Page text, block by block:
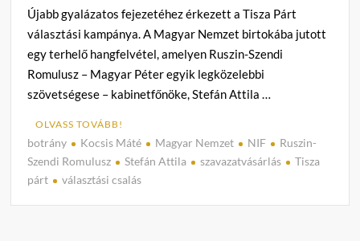
Újabb gyalázatos fejezetéhez érkezett a Tisza Párt
választási kampánya. A Magyar Nemzet birtokába jutott
egy terhelő hangfelvétel, amelyen Ruszin-Szendi
Romulusz – Magyar Péter egyik legközelebbi
szövetségese – kabinetfőnöke, Stefán Attila …
OLVASS TOVÁBB!
botrány Kocsis Máté Magyar Nemzet NIF
Ruszin-
Szendi Romulusz
Stefán Attila szavazatvásárlás
Tisza
párt
választási csalás